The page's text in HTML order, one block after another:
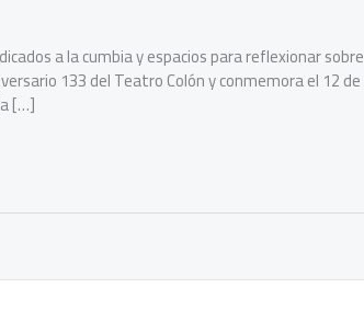
a la cumbia y espacios para reflexionar sobre
133 del Teatro Colón y conmemora el 12 de
[…]